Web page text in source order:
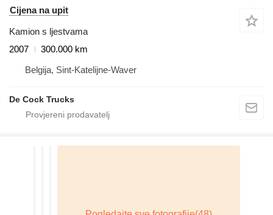
Cijena na upit
Kamion s ljestvama
2007
300.000 km
Belgija, Sint-Katelijne-Waver
De Cock Trucks